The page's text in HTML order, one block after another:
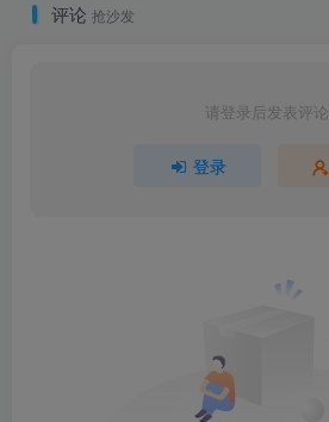
评论 抢沙发
请登录后发表评论
登录